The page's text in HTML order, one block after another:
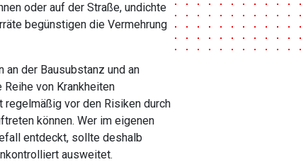
oder auf der Straße, undichte
begünstigen die Vermehrung
an der Bausubstanz und an
von Krankheiten
regelmäßig vor den Risiken durch
können. Wer im eigenen
entdeckt, sollte deshalb
ausweitet.